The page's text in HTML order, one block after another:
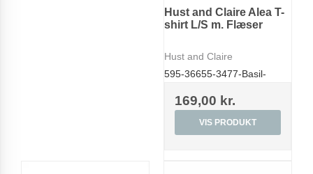
Hust and Claire Alea T-
shirt L/S m. Flæser
Hust and Claire
595-36655-3477-Basil-
169,00 kr.
VIS PRODUKT